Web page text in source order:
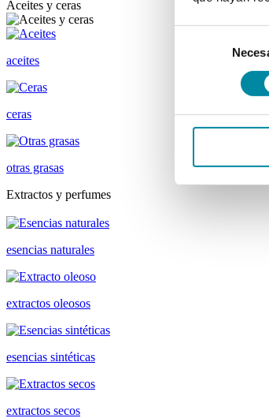
consentimiento
Aceites y ceras
aceites
ceras
otras grasas
Extractos y perfumes
esencias naturales
extractos oleosos
esencias sintéticas
extractos secos